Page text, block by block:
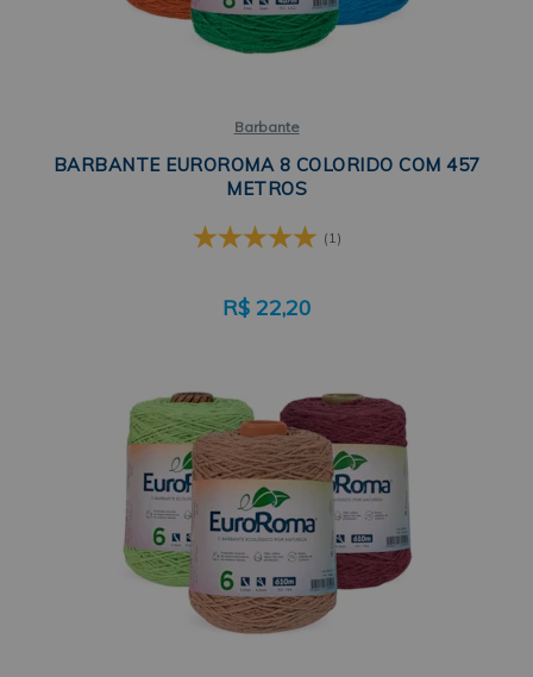
Barbante
BARBANTE EUROROMA 8 COLORIDO COM 457
METROS
(1)
R$ 22,20